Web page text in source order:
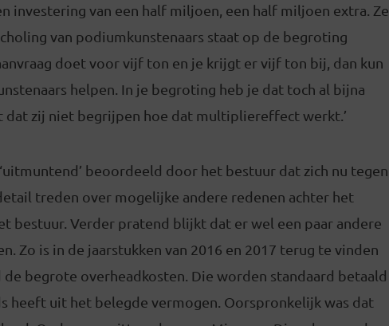
investering van een half miljoen, een half miljoen extra. Ze
van podiumkunstenaars staat op de begroting
doet voor vijf ton en je krijgt er vijf ton bij, dan kun
helpen. In je begroting heb je dat toch al bijna
dat zij niet begrijpen hoe dat multipliereffect werkt.’
beoordeeld door het bestuur dat zich nu tegen
treden over mogelijke andere redenen achter het
bestuur. Verder pratend blijkt dat er wel een paar andere
Zo is in de jaarstukken van 2016 en 2017 terug te vinden
begrote overheadkosten. Die worden standaard betaald
heeft uit het belegde vermogen. Oorspronkelijk was dat